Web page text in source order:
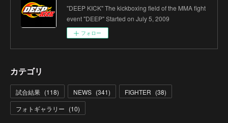
"DEEP KICK" The kickboxing field of the MMA fight
event "DEEP" Started on July 5, 2009
フォロー
カテゴリ
試合結果 (118) NEWS (341) FIGHTER (38)
フォトギャラリー (10)